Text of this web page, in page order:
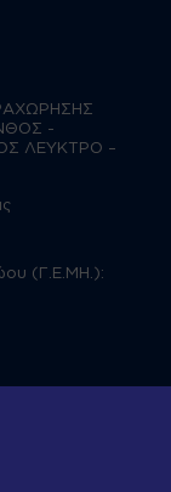
-
ΛΕΥΚΤΡΟ –
(Γ.Ε.ΜΗ.):